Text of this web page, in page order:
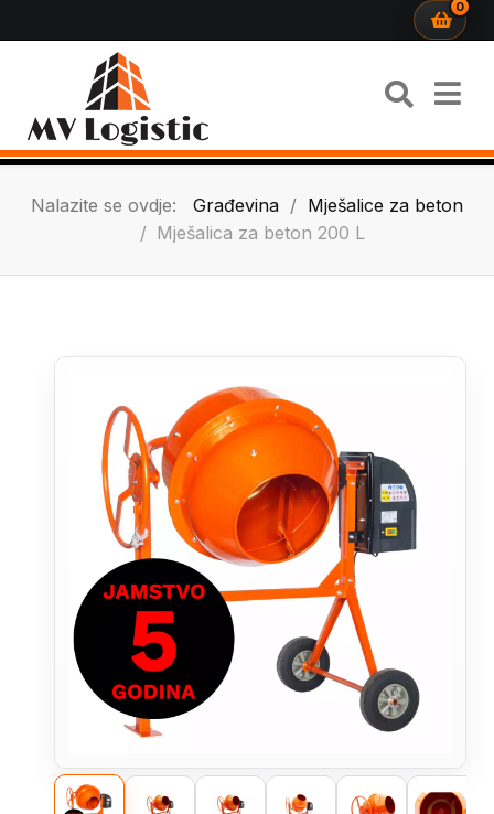
0
Nalazite se ovdje: Građevina
Mješalice za beton
Mješalica za beton 200 L